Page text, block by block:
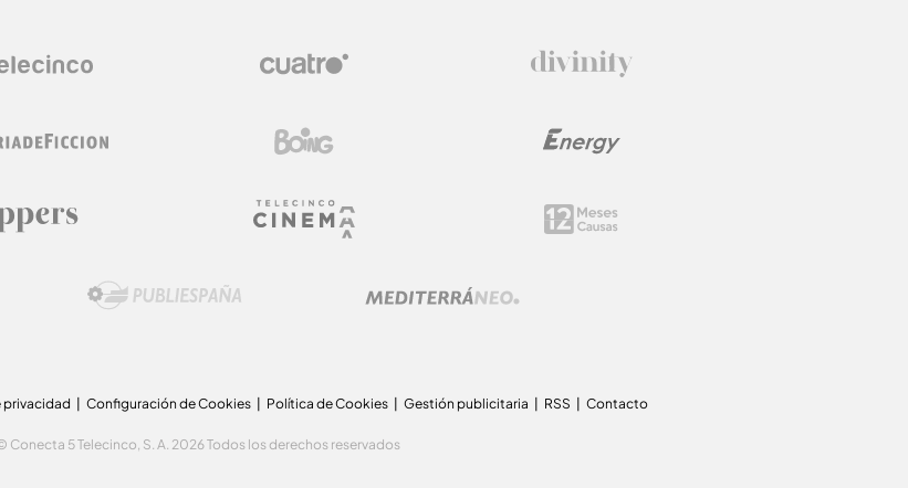
privacidad Configuración de Cookies Política de Cookies Gestión publicitaria RSS Contacto
Conecta 5 Telecinco, S. A. 2026 Todos los derechos reservados